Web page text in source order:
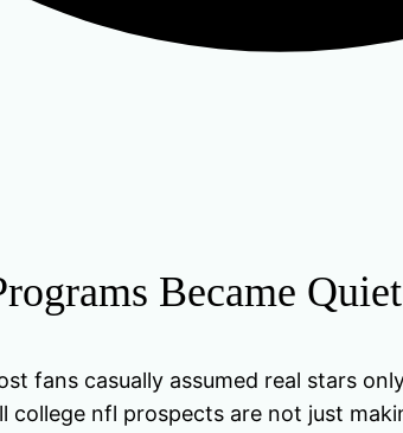
Became
fans casually assumed real stars
nfl prospects are not just